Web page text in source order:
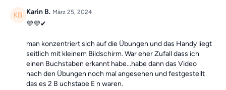
einschränken. Dadurch können in Muskeln und Fasziengewebe
Verkürzungen auftreten, die Schmerzen verursachen können.
Unser exklusives Training des Tages für App-Mitglieder
einseitige Bewegungen auszugleichenund dastägliche
Trainingzu unterstützen.
Karin B. März 25, 2024
💜💜✔
man konzentriert sich auf die Übungen und das Handy liegt
seitlich mit kleinem Bildschirm. War eher Zufall dass ich
einen Buchstaben erkannt habe...habe dann das Video
nach den Übungen noch mal angesehen und festgestellt
das es 2 B uchstabe E n waren.